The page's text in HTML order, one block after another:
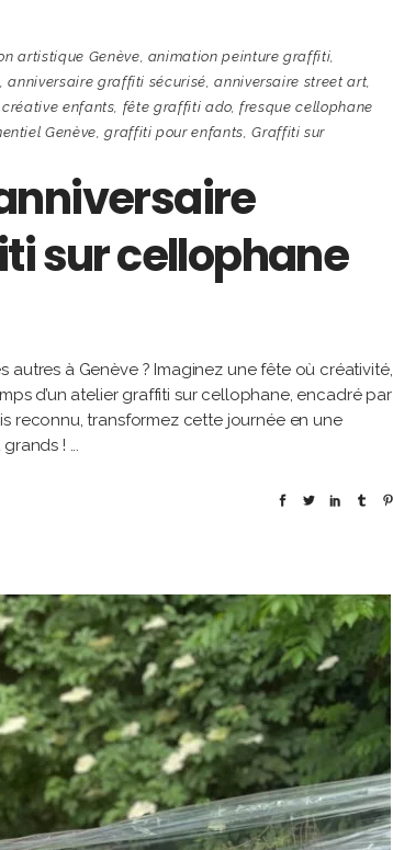
artistique Genève, animation peinture graffiti,
,anniversaire graffiti sécurisé,anniversaire street art,
enfants, fête graffiti ado,fresque cellophane
Genève,graffiti pour enfants,Graffiti sur
sur cellophane
à Genève ? Imaginez une fête où créativité,
d’un atelier graffiti sur cellophane, encadré par
reconnu, transformez cette journée en une
!